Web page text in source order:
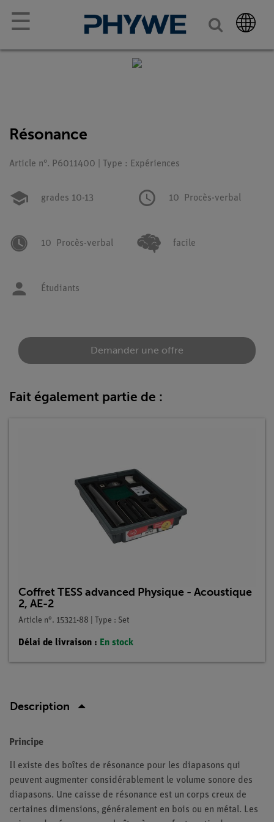
☰
Résonance
Article n°. P6011400 | Type : Expériences
grades 10-13 10 Procès-verbal
10 Procès-verbal facile
Étudiants
Demander une offre
Fait également partie de :
Coffret TESS advanced Physique - Acoustique
2, AE-2
Article n°. 15321-88 | Type : Set
Délai de livraison : En stock
Description
Principe
Il existe des boîtes de résonance pour les diapasons qui
peuvent augmenter considérablement le volume sonore des
diapasons. Une caisse de résonance est un corps creux de
certaines dimensions, généralement en bois ou en métal. Les